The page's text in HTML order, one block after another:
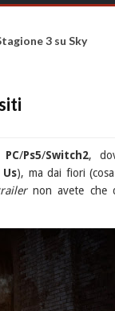
3 su Sky
PC/Ps5/Switch2,
), ma dai fiori
non avete che